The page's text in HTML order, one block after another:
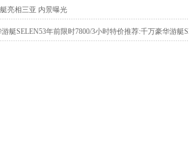
亮相三亚 内景曝光
艇SELEN53年前限时7800/3小时特价推荐:千万豪华游艇